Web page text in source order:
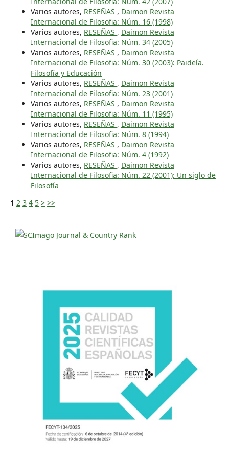
Varios autores, RESEÑAS , Daimon Revista
Internacional de Filosofia: Núm. 16 (1998)
Varios autores, RESEÑAS , Daimon Revista
Internacional de Filosofia: Núm. 34 (2005)
Varios autores, RESEÑAS , Daimon Revista
Internacional de Filosofia: Núm. 30 (2003): Paideía.
Filosofía y Educación
Varios autores, RESEÑAS , Daimon Revista
Internacional de Filosofia: Núm. 23 (2001)
Varios autores, RESEÑAS , Daimon Revista
Internacional de Filosofia: Núm. 11 (1995)
Varios autores, RESEÑAS , Daimon Revista
Internacional de Filosofia: Núm. 8 (1994)
Varios autores, RESEÑAS , Daimon Revista
Internacional de Filosofia: Núm. 4 (1992)
Varios autores, RESEÑAS , Daimon Revista
Internacional de Filosofia: Núm. 22 (2001): Un siglo de
Filosofía
1 2 3 4 5 > >>